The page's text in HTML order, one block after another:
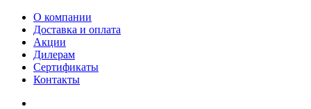
О компании
Доставка и оплата
Акции
Дилерам
Сертификаты
Контакты